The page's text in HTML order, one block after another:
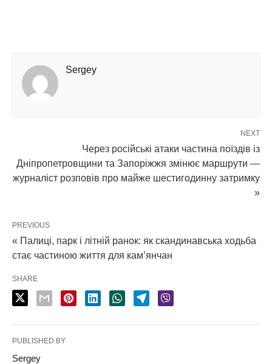
Sergey
NEXT
Через російські атаки частина поїздів із
Дніпропетровщини та Запоріжжя змінює маршрути —
журналіст розповів про майже шестигодинну затримку
»
PREVIOUS
« Палиці, парк і літній ранок: як скандинавська ходьба
стає частиною життя для кам’янчан
SHARE
PUBLISHED BY
Sergey